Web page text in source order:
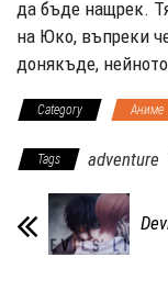
да бъде нащрек.
на Юко, въпреки
донякъде,
Category Аниме
Tags adventure